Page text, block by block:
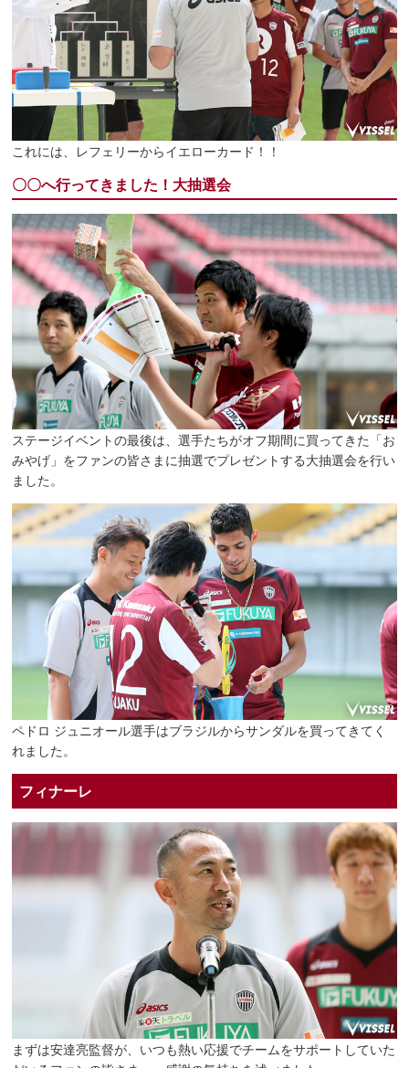
これには、レフェリーからイエローカード！！
〇〇へ行ってきました！大抽選会
ステージイベントの最後は、選手たちがオフ期間に買ってきた「お
みやげ」をファンの皆さまに抽選でプレゼントする大抽選会を行い
ました。
ペドロ ジュニオール選手はブラジルからサンダルを買ってきてく
れました。
フィナーレ
まずは安達亮監督が、いつも熱い応援でチームをサポートしていた